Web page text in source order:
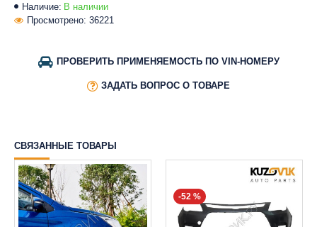
Наличие: В наличии
Просмотрено: 36221
ПРОВЕРИТЬ ПРИМЕНЯЕМОСТЬ ПО VIN-НОМЕРУ
ЗАДАТЬ ВОПРОС О ТОВАРЕ
СВЯЗАННЫЕ ТОВАРЫ
-52 %